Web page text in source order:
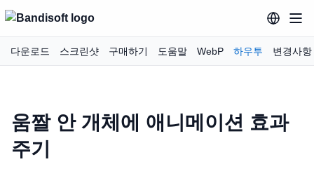
다운로드 스크린샷 구매하기 도움말 WebP 하우투 변경사항
움짤 안 개체에 애니메이션 효과
주기